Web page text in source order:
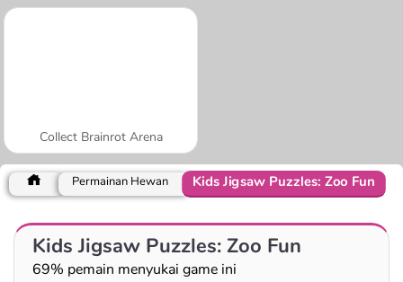
Collect Brainrot Arena
Permainan Hewan Kids Jigsaw Puzzles: Zoo Fun
Kids Jigsaw Puzzles: Zoo Fun
69% pemain menyukai game ini